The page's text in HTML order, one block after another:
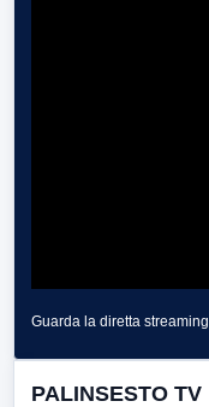
Guarda la diretta streaming
PALINSESTO TV